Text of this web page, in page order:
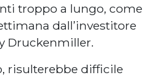
troppo a lungo, come
dall’investitore
Druckenmiller.
risulterebbe difficile